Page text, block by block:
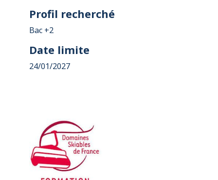
Profil recherché
Bac +2
Date limite
24/01/2027